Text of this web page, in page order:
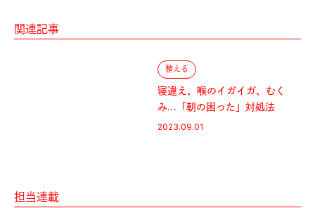
関連記事
整える
寝違え、喉のイガイガ、むく
み…「朝の困った」対処法
2023.09.01
担当連載